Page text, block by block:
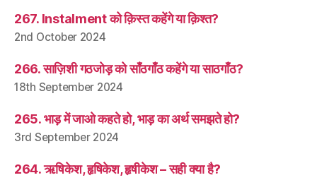
267. Instalment को क़िस्त कहेंगे या क़िश्त?
2nd October 2024
266. साज़िशी गठजोड़ को साँठगाँठ कहेंगे या साठगाँठ?
18th September 2024
265. भाड़ में जाओ कहते हो, भाड़ का अर्थ समझते हो?
3rd September 2024
264. ऋषिकेश, हृषिकेश, हृषीकेश – सही क्या है?